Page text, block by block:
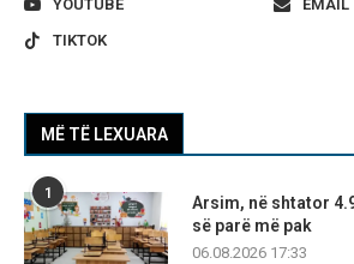
YOUTUBE
EMAIL
TIKTOK
MË TË LEXUARA
1
Arsim, në shtator
së parë më pak
06.08.2026 17:33